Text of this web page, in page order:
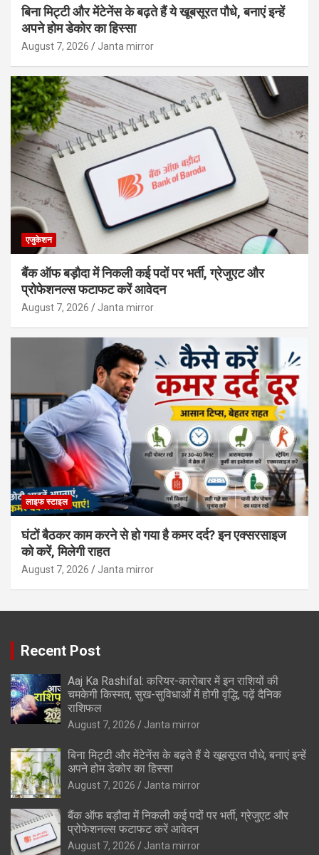
बिना मिट्टी और मेंटेनेंस के बढ़ते हैं ये खूबसूरत पौधे, बनाएं इन्‍हें
अपने होम डेकोर का हिस्‍सा
August 7, 2026 Janta mirror
एजुकेशन
बैंक ऑफ बड़ौदा में निकली कई पदों पर भर्ती, ग्रेजुएट और
प्रोफेशनल्स फटाफट करें आवेदन
August 7, 2026 Janta mirror
लाइफ स्टाइल
घंटों बैठकर काम करने से हो गया है कमर दर्द? इन एक्सरसाइज
को करें, मिलेगी राहत
August 7, 2026 Janta mirror
Recent Post
Aaj Ka Rashifal: करियर-कारोबार में इन राशियों की
चमकेगी किस्मत, सुख-सुविधाओं में होगी वृद्धि, पढ़ें दैनिक
राशिफल
August 7, 2026 Janta mirror
बिना मिट्टी और मेंटेनेंस के बढ़ते हैं ये खूबसूरत पौधे, बनाएं इन्‍हें
अपने होम डेकोर का हिस्‍सा
August 7, 2026 Janta mirror
बैंक ऑफ बड़ौदा में निकली कई पदों पर भर्ती, ग्रेजुएट और
प्रोफेशनल्स फटाफट करें आवेदन
August 7, 2026 Janta mirror